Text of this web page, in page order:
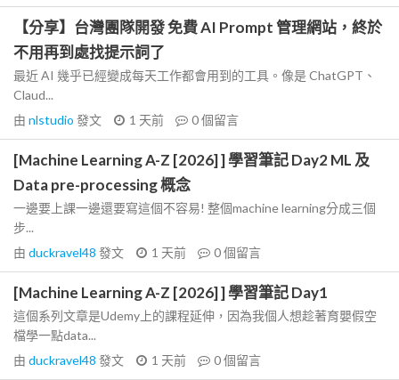
【分享】台灣團隊開發 免費 AI Prompt 管理網站，終於
不用再到處找提示詞了
最近 AI 幾乎已經變成每天工作都會用到的工具。像是 ChatGPT、
Claud...
由 nlstudio 發文 1 天前 0個留言
[Machine Learning A-Z [2026] ] 學習筆記 Day2 ML 及
Data pre-processing 概念
一邊要上課一邊還要寫這個不容易! 整個machine learning分成三個
步...
由 duckravel48 發文 1 天前 0個留言
[Machine Learning A-Z [2026] ] 學習筆記 Day1
這個系列文章是Udemy上的課程延伸，因為我個人想趁著育嬰假空
檔學一點data...
由 duckravel48 發文 1 天前 0個留言